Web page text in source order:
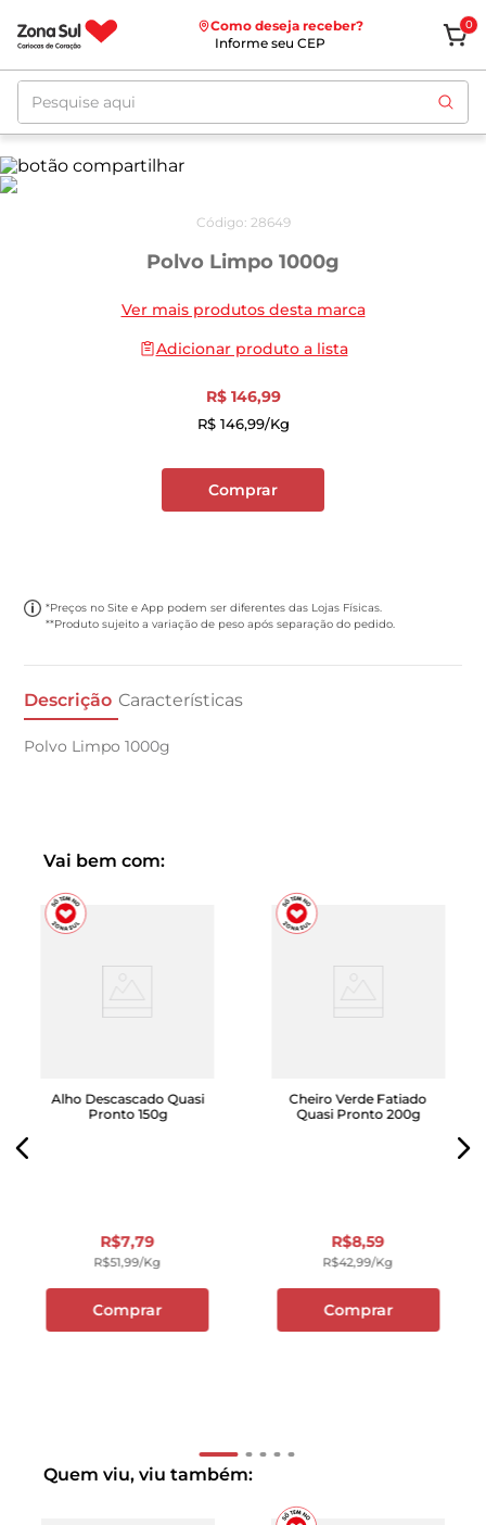
Como deseja receber?
Informe seu CEP
0
Pesquise aqui
Código: 28649
Polvo Limpo 1000g
Ver mais produtos desta marca
Adicionar produto a lista
R$ 146,99
R$ 146,99/kg
Comprar
*Preços no Site e App podem ser diferentes das Lojas Físicas.
**Produto sujeito a variação de peso após separação do pedido.
Descrição Características
Polvo Limpo 1000g
Vai bem com:
Alho Descascado Quasi
Pronto 150g
R$7,79
R$51,99/kg
Comprar
Cheiro Verde Fatiado
Quasi Pronto 200g
R$8,59
R$42,99/kg
Comprar
Quem viu, viu também: